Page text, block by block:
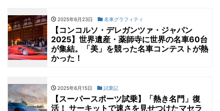
2025年6月23日 名車グラフィティ
【コンコルソ・デレガンツァ・ジャパン
2025】世界遺産・薬師寺に世界の名車60台
が集結。「美」を競った名車コンテストが熱
かった！
2025年6月15日 試乗記
【スーパースポーツ試乗】「熱き名門」復
活！ サーキットで速さを見せつけたマセラ